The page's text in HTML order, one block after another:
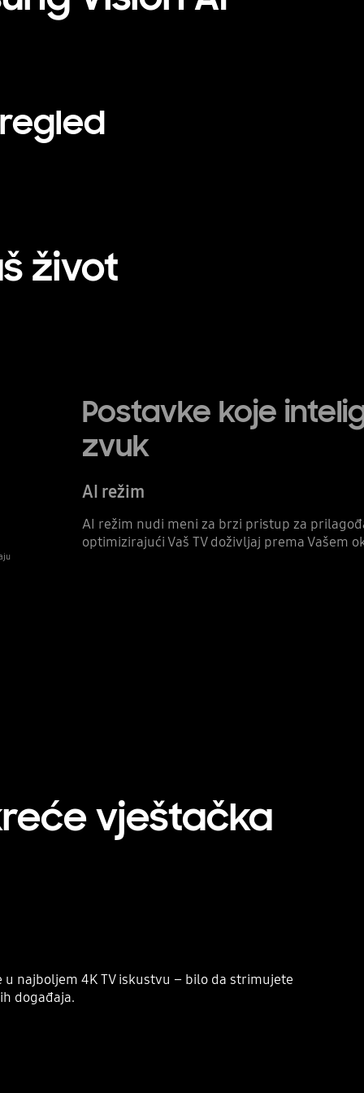
život
Postavke koje
zvuk
AI režim
AI režim nudi meni za brzi pristup za
optimizirajući Vaš TV doživljaj prema Vašem
vještačka
najboljem 4K TV iskustvu – bilo da strimujete
događaja.